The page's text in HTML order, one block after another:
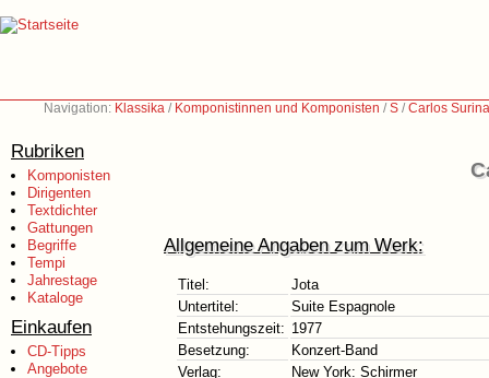
Navigation: Klassika / Komponistinnen und Komponisten /S /Carlos
Rubriken
Komponisten
Dirigenten
Textdichter
Gattungen
Begriffe
Tempi
Jahrestage
Kataloge
Einkaufen
CD-Tipps
Angebote
Allgemeine Angaben zum Werk:
Titel:
Jota
Untertitel:
Suite Espagnole
Entstehungszeit: 1977
Besetzung:
Konzert-Band
Verlag:
New York: Schirmer